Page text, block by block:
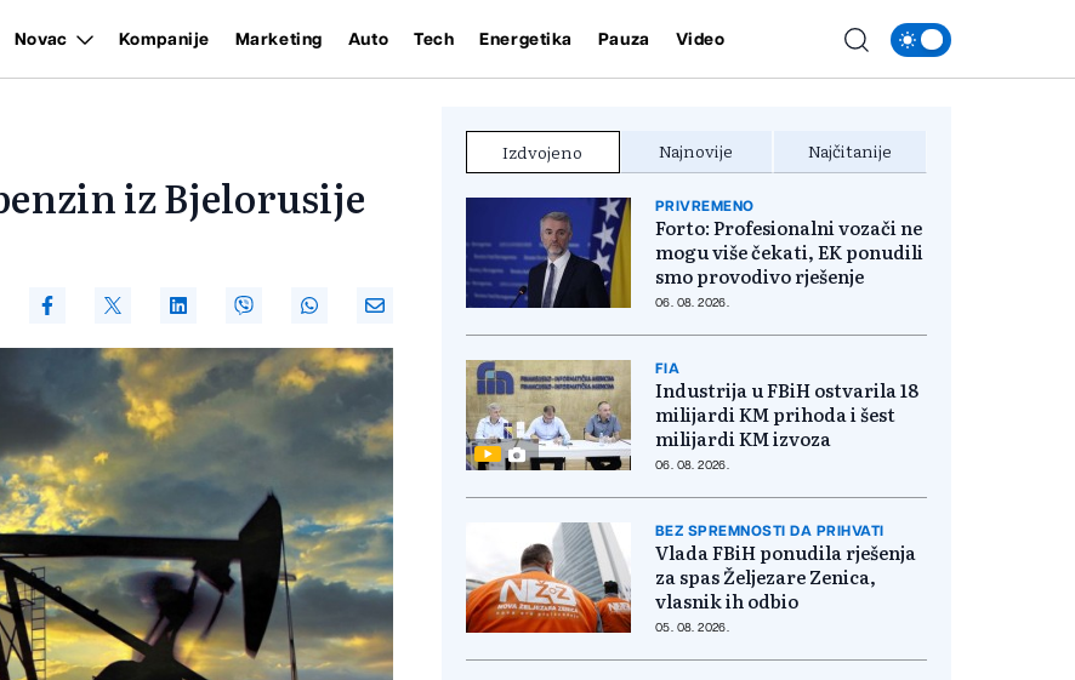
Novac Kompanije Marketing Auto Tech Energetika Pauza Video
iz Bjelorusije
Izdvojeno Najnovije Najčitanije
PRIVREMENO
Forto: Profesionalni vozači ne
mogu više čekati, EK ponudili
smo provodivo rješenje
06. 08. 2026.
FIA
Industrija u FBiH ostvarila 18
milijardi KM prihoda i šest
milijardi KM izvoza
06. 08. 2026.
BEZ SPREMNOSTI DA PRIHVATI
Vlada FBiH ponudila rješenja
za spas Željezare Zenica,
vlasnik ih odbio
05. 08. 2026.